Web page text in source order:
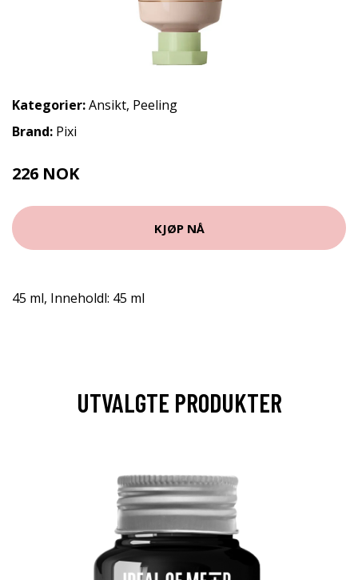
Kategorier:Ansikt, Peeling
Brand: Pixi
226 NOK
KJØP NÅ
45 ml, Inneholdl: 45 ml
UTVALGTE PRODUKTER